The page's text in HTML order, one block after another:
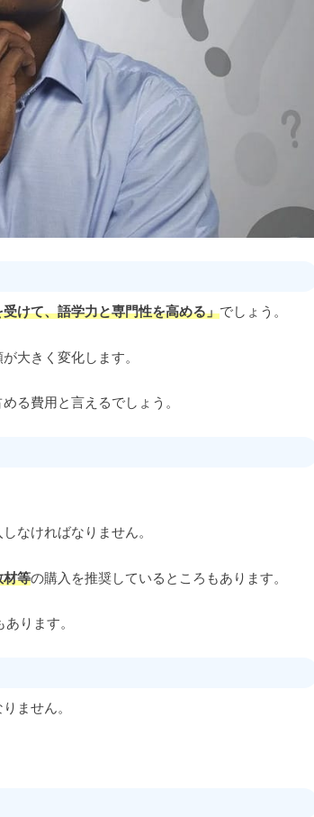
けて、語学力と専門性を高める」でしょう。
大きく変化します。
る費用と言えるでしょう。
なければなりません。
材等の購入を推奨しているところもあります。
ります。
ません。